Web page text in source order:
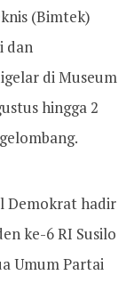
(Bimtek)
dan
di Museum
hingga 2
Demokrat hadir
ke-6 RI Susilo
Umum Partai